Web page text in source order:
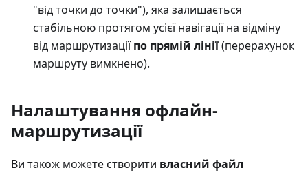
"від точки до точки"), яка залишається
стабільною протягом усієї навігації на відміну
від маршрутизаціїпо прямій лінії(перерахунок
маршруту вимкнено).
Налаштування офлайн-
маршрутизації
Ви також можете створити власний файл